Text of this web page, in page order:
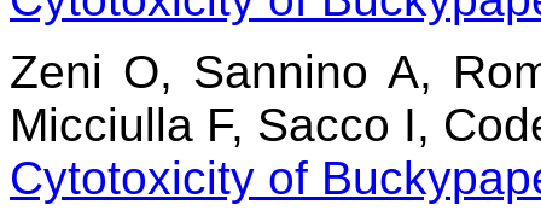
Zeni O, Sannino A,
Micciulla F, Sacco I,
Cytotoxicity of